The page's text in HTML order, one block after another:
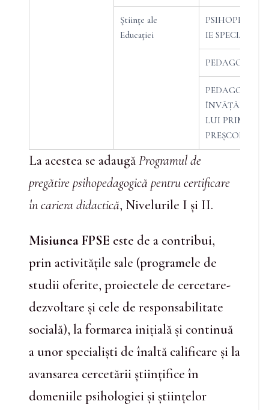
Ştiinţe ale
Educaţiei
IE SPECIALĂ
PEDAGOGIE
PEDAGOGIA
LUI PRIMAR ȘI
PREȘCOLAR
La acestea se adaugăProgramul de
pregătire psihopedagogică pentru certificare
în cariera didactică, Nivelurile I și II.
Misiunea FPSE este de a contribui,
prin activitățile sale (programele de
studii oferite, proiectele de cercetare-
dezvoltare și cele de responsabilitate
socială), la formarea inițială și continuă
a unor specialiști de înaltă calificare și la
avansarea cercetării științifice în
domeniile psihologiei și științelor